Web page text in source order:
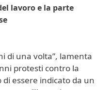
lavoroe la parte
di una volta”, lamenta
protesti contro la
essere indicato da un